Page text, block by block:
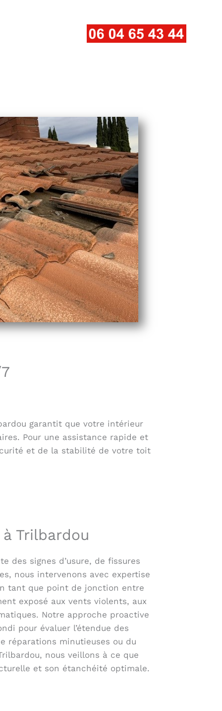
garantit que votre intérieur
Pour une assistance rapide et
et de la stabilité de votre toit
Trilbardou
des signes d’usure, de fissures
nous intervenons avec expertise
tant que point de jonction entre
exposé aux vents violents, aux
Notre approche proactive
pour évaluer l’étendue des
réparations minutieuses ou du
nous veillons à ce que
et son étanchéité optimale.